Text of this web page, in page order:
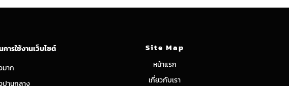
การใช้งานเว็บไซต์
าก
านกลาง
Site Map
หน้าแรก
เกี่ยวกับเรา